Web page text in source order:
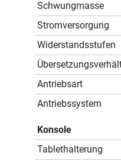
Schwungmasse
Stromversorgung
Widerstandsstufen
Antriebsart
Antriebssystem
Konsole
Tablethalterung